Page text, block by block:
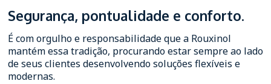
Segurança, pontualidade e conforto.
É com orgulho e responsabilidade que a Rouxinol
mantém essa tradição, procurando estar sempre ao lado
de seus clientes desenvolvendo soluções flexíveis e
modernas.